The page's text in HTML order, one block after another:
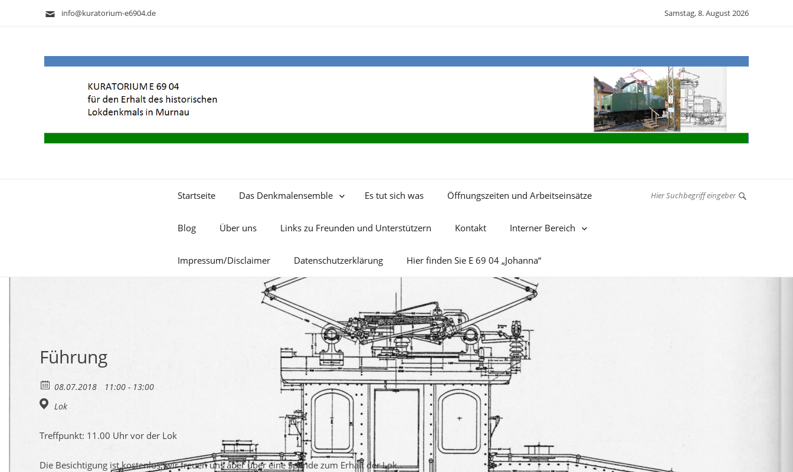
info@kuratorium-e6904.de Samstag, 8. August 2026
Startseite Das Denkmalensemble Es tut sich was Öffnungszeiten und Arbeitseinsätze
Blog Über uns Links zu Freunden und Unterstützern Kontakt Interner Bereich
Impressum/Disclaimer Datenschutzerklärung Hier finden Sie E 69 04 „Johanna“
Führung
08.07.2018
11:00 - 13:00
Lok
Treffpunkt: 11.00 Uhr vor der Lok
Die Besichtigung ist kostenlos, wir freuen uns aber über eine Spende zum Erhalt der Lok.